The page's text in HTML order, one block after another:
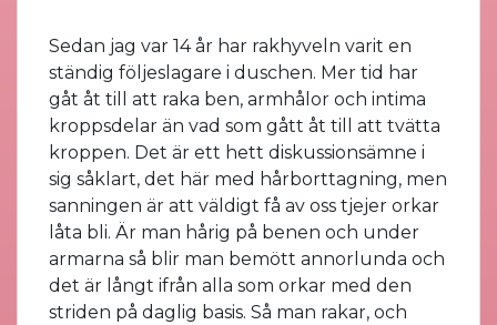
Sedan jag var 14 år har rakhyveln varit en
ständig följeslagare i duschen. Mer tid har
gåt åt till att raka ben, armhålor och intima
kroppsdelar än vad som gått åt till att tvätta
kroppen. Det är ett hett diskussionsämne i
sig såklart, det här med hårborttagning, men
sanningen är att väldigt få av oss tjejer orkar
låta bli. Är man hårig på benen och under
armarna så blir man bemött annorlunda och
det är långt ifrån alla som orkar med den
striden på daglig basis. Så man rakar, och